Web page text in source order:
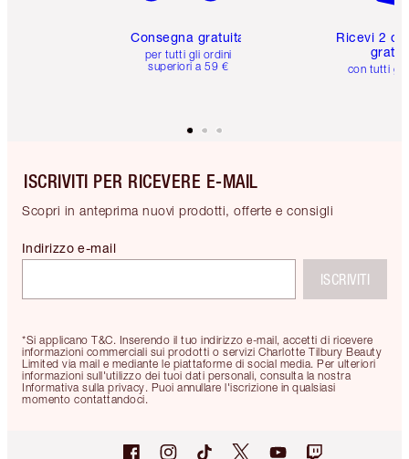
Consegna gratuita
per tutti gli ordini
superiori a 59 €
Ricevi 2
con tutti gli
ISCRIVITI PER RICEVERE E-MAIL
Scopri in anteprima nuovi prodotti, offerte e consigli
*Si applicano T&C. Inserendo il tuo indirizzo e-mail, accetti di ricevere
informazioni commerciali sui prodotti o servizi Charlotte Tilbury Beauty
Limited via mail e mediante le piattaforme di social media. Per ulteriori
informazioni sull'utilizzo dei tuoi dati personali, consulta la nostra
Informativa sulla privacy. Puoi annullare l'iscrizione in qualsiasi
momento contattandoci.
Indirizzo e-mail
ISCRIVITI